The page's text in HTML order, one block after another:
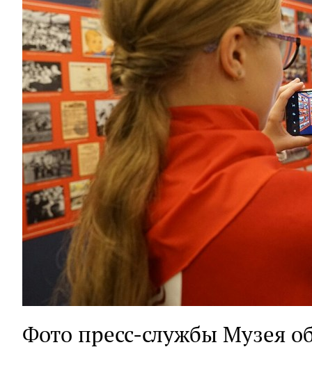
Фото пресс-службы Музея